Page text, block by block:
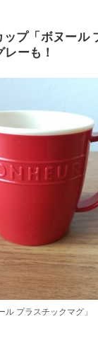
プ「ボヌール
ーも！
プラスチックマグ」